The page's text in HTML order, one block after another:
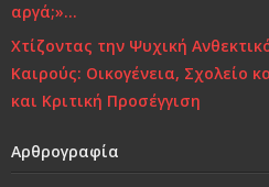
αργά;»…
Χτίζοντας την Ψυχική
Καιρούς: Οικογένεια, Σχολείο
και Κριτική Προσέγγιση
Αρθρογραφία